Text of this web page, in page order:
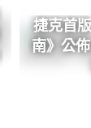
捷克首
南》公